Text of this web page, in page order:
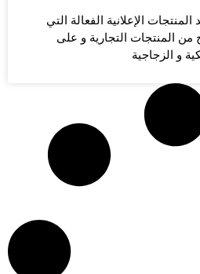
الإعلانية الفعالة التي
المنتجات التجارية و على
و الزجاجية